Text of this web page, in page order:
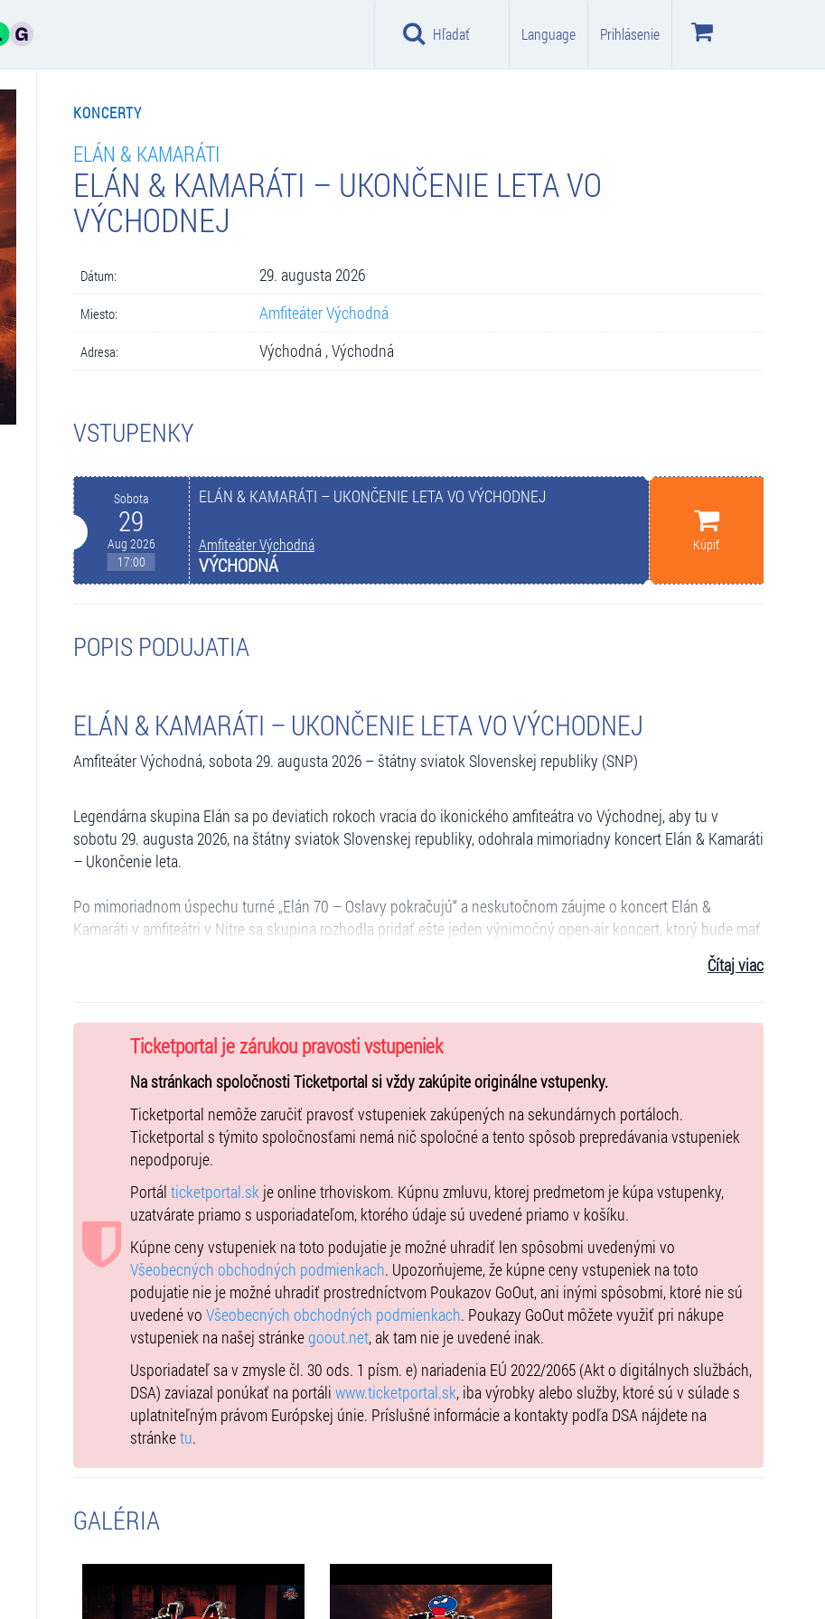
Hľadať Language Prihlásenie
KONCERTY
ELÁN & KAMARÁTI
ELÁN & KAMARÁTI – UKONČENIE LETA VO
VÝCHODNEJ
Dátum: 29. augusta 2026
Miesto: Amfiteáter Východná
Adresa: Východná , Východná
VSTUPENKY
Sobota
29
Aug 2026
17:00
ELÁN & KAMARÁTI – UKONČENIE LETA VO VÝCHODNEJ
Amfiteáter Východná
VÝCHODNÁ
Kúpiť
POPIS PODUJATIA
ELÁN & KAMARÁTI – UKONČENIE LETA VO VÝCHODNEJ
Amfiteáter Východná, sobota 29. augusta 2026 – štátny sviatok Slovenskej republiky (SNP)
Legendárna skupina Elán sa po deviatich rokoch vracia do ikonického amfiteátra vo Východnej, aby tu v
sobotu 29. augusta 2026, na štátny sviatok Slovenskej republiky, odohrala mimoriadny koncert Elán & Kamaráti
– Ukončenie leta.
Po mimoriadnom úspechu turné „Elán 70 – Oslavy pokračujú“ a neskutočnom záujme o koncert Elán &
Kamaráti v amfiteátri v Nitre sa skupina rozhodla pridať ešte jeden výnimočný open-air koncert, ktorý bude mať
rozprávkové miesto, kde sa po desaťročia konajú folklórne slávnosti, a ktoré dýcha prírodou, tradíciou a
emóciami. Práve tu Elán naposledy vystúpil 28. augusta 2017. Koncert bol vtedy úplne vypredaný a
Jožo Ráž k rozhodnutiu pridať koncert vo Východnej hovorí:
„Východná je srdcom Slovenska – nádherná krajina, úžasní ľudia a obrovská energia. Uzavrieť leto, dať si
koncert pod holým nebom a poďakovať fanúšikom za toľké roky podpory.“
Roky čakania sú na konci. Elán sa vracia!
Elán & Kamaráti – to je jedinečné spojenie súčasných a bývalých členov kapely, ktorí spoločne vytvoria
nezabudnuteľný večer plný hudobných ikon, priateľstva a emócií.
Fanúšikovia sa môžu tešiť na prierez zlatými dekádami Elánu – na jednom pódiu zaznejú hity, ktoré formovali
celé generácie: Voda, čo ma drží nad vodou, Zanedbaný sex, Láska moja a mnohé ďalšie.
Prekvapením večera budú aj skladby, ktoré kapela bežne nezaraďuje do svojich koncertných setlistov.
A to všetko pod holým nebom, v jedinečnej atmosfére Východnej, kde nebude chýbať ani špičková zvuková a
multimediálna show hodná svetovej hviezdy.
Hudobná udalosť, ktorá sa s istotou nebude opakovať.
zbytočného odpadu.
Pridaj sa k nám – uži si koncert a šetri planétu!
Balík ELÁN VIP Meet & Greet
zahŕňa:
Čítaj viac
Ticketportal je zárukou pravosti vstupeniek
Na stránkach spoločnosti Ticketportal si vždy zakúpite originálne vstupenky.
Ticketportal nemôže zaručiť pravosť vstupeniek zakúpených na sekundárnych portáloch.
Ticketportal s týmito spoločnosťami nemá nič spoločné a tento spôsob prepredávania vstupeniek
nepodporuje.
Portál ticketportal.skje online trhoviskom. Kúpnu zmluvu, ktorej predmetom je kúpa vstupenky,
uzatvárate priamo s usporiadateľom, ktorého údaje sú uvedené priamo v košíku.
Kúpne ceny vstupeniek na toto podujatie je možné uhradiť len spôsobmi uvedenými vo
Všeobecných obchodných podmienkach. Upozorňujeme, že kúpne ceny vstupeniek na toto
podujatie nie je možné uhradiť prostredníctvom Poukazov GoOut, ani inými spôsobmi, ktoré nie sú
uvedené vo Všeobecných obchodných podmienkach. Poukazy GoOut môžete využiť pri nákupe
vstupeniek na našej stránkegoout.net, ak tam nie je uvedené inak.
Usporiadateľ sa v zmysle čl. 30 ods. 1 písm. e) nariadenia EÚ 2022/2065 (Akt o digitálnych službách,
DSA) zaviazal ponúkať na portáli www.ticketportal.sk, iba výrobky alebo služby, ktoré sú v súlade s
uplatniteľným právom Európskej únie. Príslušné informácie a kontakty podľa DSA nájdete na
stránketu.
GALÉRIA